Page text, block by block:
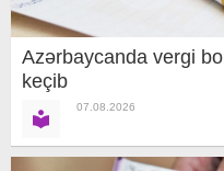
Azərbaycanda vergi
keçib
07.08.2026